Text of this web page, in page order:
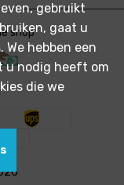

shop
gebruikt
gaat u
We hebben een
u nodig heeft om
die we